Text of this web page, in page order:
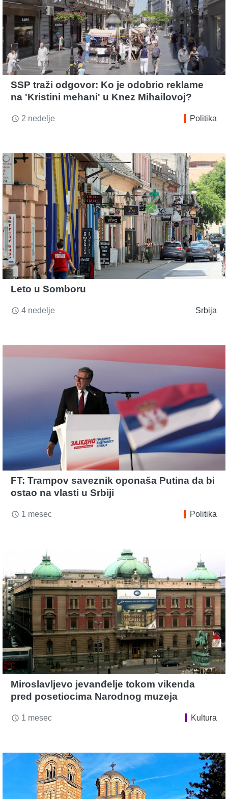
SSP traži odgovor: Ko je odobrio reklame
na 'Kristini mehani' u Knez Mihailovoj?
access_time 2 nedelje Politika
Leto u Somboru
access_time 4 nedelje Srbija
FT: Trampov saveznik oponaša Putina da bi
ostao na vlasti u Srbiji
access_time 1 mesec Politika
Miroslavljevo jevanđelje tokom vikenda
pred posetiocima Narodnog muzeja
access_time 1 mesec Kultura